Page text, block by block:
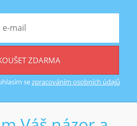
ZDARMA
sezpracováním osobních údajů